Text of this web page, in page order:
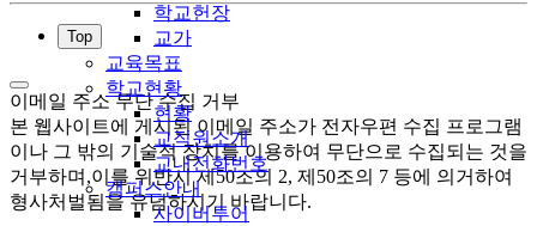
학교헌장
교가
교육목표
학교현황
현황
교직원소개
교내전화번호
캠퍼스안내
사이버투어
Top
이메일 주소 무단 수집 거부
본 웹사이트에 게시된 이메일 주소가 전자우편 수집 프로그램
이나 그 밖의 기술적 장치를 이용하여 무단으로 수집되는 것을
거부하며,이를 위반시 제50조의 2, 제50조의 7 등에 의거하여
형사처벌됨을 유념하시기 바랍니다.